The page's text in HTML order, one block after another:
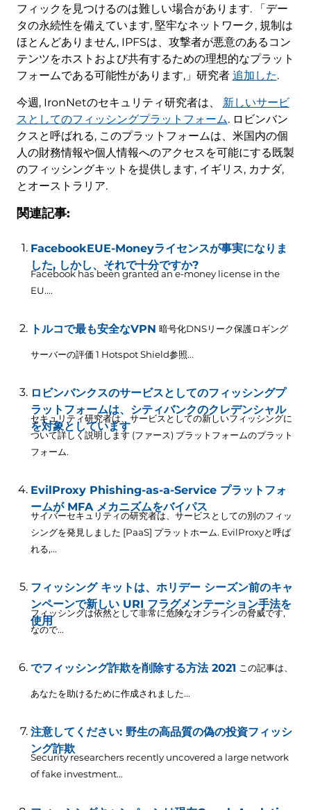
フィックを見つけるのは難しい場合があります. 「デー
タの永続性を備えています, 堅牢なネットワーク, 規制は
ほとんどありません, IPFSは、攻撃者が悪意のあるコン
テンツをホストおよび共有するための理想的なプラット
フォームである可能性があります,」研究者 追加した.
今週, IronNetのセキュリティ研究者は、 新しいサービ
スとしてのフィッシングプラットフォーム. ロビンバン
クスと呼ばれる, このプラットフォームは、米国内の個
人の財務情報や個人情報へのアクセスを可能にする既製
のフィッシングキットを提供します, イギリス, カナダ,
とオーストラリア.
関連記事:
FacebookEUE-Moneyライセンスが事実になりま
した, しかし、それで十分ですか?
Facebook has been granted an e-money license in the
EU....
トルコで最も安全なVPN 暗号化DNSリーク保護ロギング
サーバーの評価 1 Hotspot Shield参照...
ロビンバンクスのサービスとしてのフィッシングプ
ラットフォームは、シティバンクのクレデンシャル
を対象としています
セキュリティ研究者は、サービスとしての新しいフィッシングに
ついて詳しく説明します (ファース) プラットフォームのプラット
フォーム.
EvilProxy Phishing-as-a-Service プラットフォ
ームが MFA メカニズムをバイパス
サイバーセキュリティの研究者は、サービスとしての別のフィッ
シングを発見しました [PaaS] プラットホーム. EvilProxyと呼ば
れる,...
フィッシング キットは、ホリデー シーズン前のキャ
ンペーンで新しい URI フラグメンテーション手法を
使用
フィッシングは依然として非常に危険なオンラインの脅威です,
なので...
でフィッシング詐欺を削除する方法 2021 この記事は、
あなたを助けるために作成されました...
注意してください: 野生の高品質の偽の投資フィッシ
ング詐欺
Security researchers recently uncovered a large network
of fake investment...